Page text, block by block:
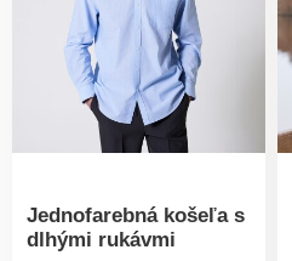
Jednofarebná košeľa s
dlhými rukávmi